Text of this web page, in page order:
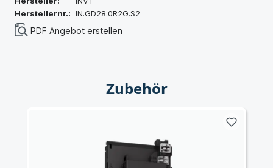
Herstellernr.: IN.GD28.0R2G.S2
PDF Angebot erstellen
Zubehör